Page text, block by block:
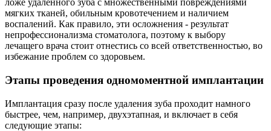
ложе удаленного зуба с множественными повреждениями
мягких тканей, обильным кровотечением и наличием
воспалений. Как правило, эти осложнения - результат
непрофессионализма стоматолога, поэтому к выбору
лечащего врача стоит отнестись со всей ответственностью, во
избежание проблем со здоровьем.
Этапы проведения одномоментной имплантации
Имплантация сразу после удаления зуба проходит намного
быстрее, чем, например, двухэтапная, и включает в себя
следующие этапы: